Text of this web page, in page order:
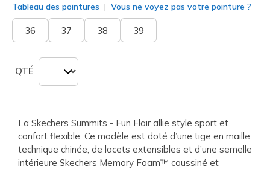
Tableau des pointures Vous ne voyez pas votre pointure ?
36 37 38 39
QTÉ
La Skechers Summits - Fun Flair allie style sport et
confort flexible. Ce modèle est doté d’une tige en maille
technique chinée, de lacets extensibles et d’une semelle
intérieure Skechers Memory Foam™ coussiné et